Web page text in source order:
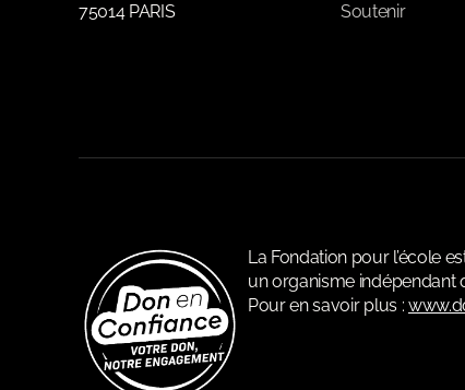
75014 PARIS
Soutenir
La Fondation pour l’école
un organisme indépendant
Pour en savoir plus :